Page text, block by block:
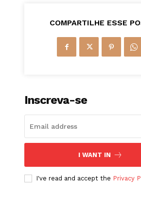
COMPARTILHE ESSE
Inscreva-se
I WANT IN
I've read and accept the Privacy